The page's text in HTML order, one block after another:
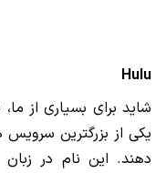
Hulu
شاید برای بسیاری از
یکی از بزرگترین سرویس
دهند. این نام در